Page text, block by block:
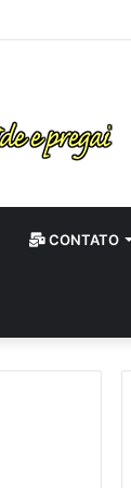
CONTATO